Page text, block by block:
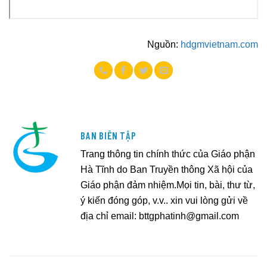
Nguồn: hdgmvietnam.com
BAN BIÊN TẬP
Trang thông tin chính thức của Giáo phận
Hà Tĩnh do Ban Truyền thông Xã hội của
Giáo phận đảm nhiệm.Mọi tin, bài, thư từ,
ý kiến đóng góp, v.v.. xin vui lòng gửi về
địa chỉ email: bttgphatinh@gmail.com